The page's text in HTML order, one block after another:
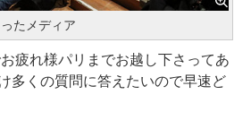
たメディア
疲れ様パリまでお越し下さってあ
多くの質問に答えたいので早速ど